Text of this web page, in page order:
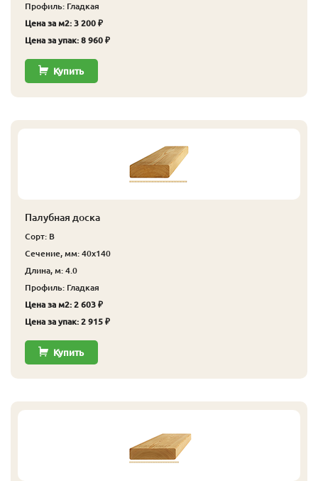
Профиль: Гладкая
Цена за м2: 3 200 ₽
Цена за упак: 8 960 ₽
Купить
Палубная доска
Сорт: В
Сечение, мм: 40x140
Длина, м: 4.0
Профиль: Гладкая
Цена за м2: 2 603 ₽
Цена за упак: 2 915 ₽
Купить